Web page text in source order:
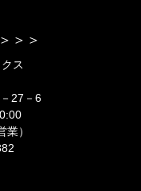
＞＞
ス
27－6
）